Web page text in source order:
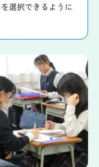
選択できるように